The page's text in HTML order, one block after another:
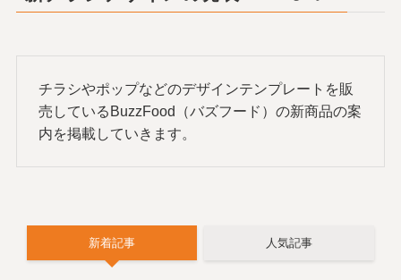
チラシやポップなどのデザインテンプレートを販
売しているBuzzFood（バズフード）の新商品の案
内を掲載していきます。
新着記事 人気記事